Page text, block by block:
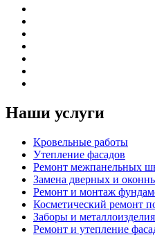
Наши услуги
Кровельные работы
Утепление фасадов
Ремонт межпанельных
Замена дверных и
Ремонт и монтаж
Косметический ремонт
Заборы и металлоизделия
Ремонт и утепление